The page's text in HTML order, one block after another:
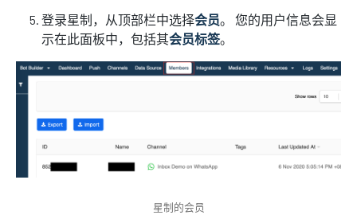
登录星制，从顶部栏中选择会员。 您的用户信息会显
示在此面板中，包括其会员标签。
星制的会员